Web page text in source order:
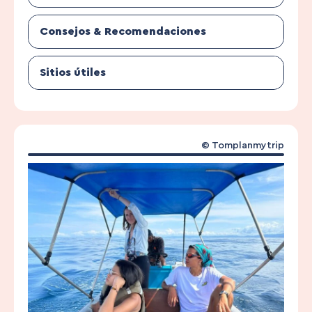
Consejos & Recomendaciones
Sitios útiles
© Tomplanmytrip